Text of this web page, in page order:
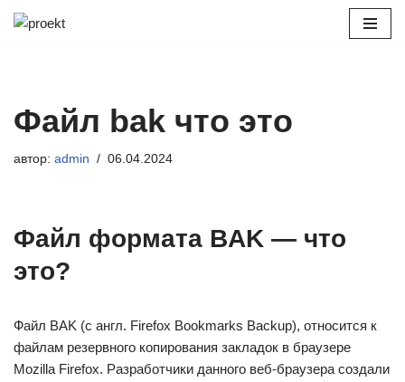
Файл bak что это
автор: admin 06.04.2024
Файл формата BAK — что
это?
Файл BAK (с англ. Firefox Bookmarks Backup), относится к
файлам резервного копирования закладок в браузере
Mozilla Firefox. Разработчики данного веб-браузера создали